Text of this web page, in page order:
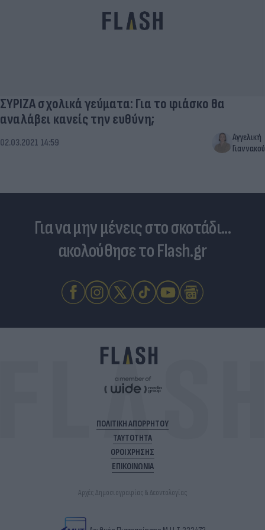
ΣΥΡΙΖΑ σχολικά γεύματα: Για το φιάσκο θα
αναλάβει κανείς την ευθύνη;
02.03.2021 14:59
Αγγελική
Γιαννακού
Για να μην μένεις στο σκοτάδι...
ακολούθησε το Flash.gr
ΠΟΛΙΤΙΚΗ ΑΠΟΡΡΗΤΟΥ
ΤΑΥΤΟΤΗΤΑ
ΟΡΟΙ ΧΡΗΣΗΣ
ΕΠΙΚΟΙΝΩΝΙΑ
Αρχές Δημοσιογραφίας & Δεοντολογίας